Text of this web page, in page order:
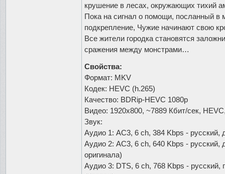
крушение в лесах, окружающих тихий
Пока на сигнал о помощи, посланный в
подкрепление, Чужие начинают свою
Все жители городка становятся
сражения между монстрами…
Свойства:
Формат: MKV
Кодек: HEVC (h.265)
Качество: BDRip-HEVC 1080p
Видео: 1920x800, ~7889 Кбит/сек,
Звук:
Аудио 1: AC3, 6 ch, 384 Kbps - русский,
Аудио 2: AC3, 6 ch, 640 Kbps - русский,
оригинала)
Аудио 3: DTS, 6 ch, 768 Kbps -